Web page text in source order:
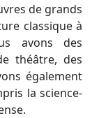
de grands
classique à
avons des
théâtre, des
également
la science-